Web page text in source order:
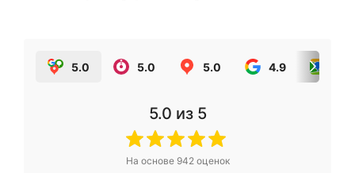
5.0 5.0 5.0 4.9
5.0 из 5
На основе 942оценок